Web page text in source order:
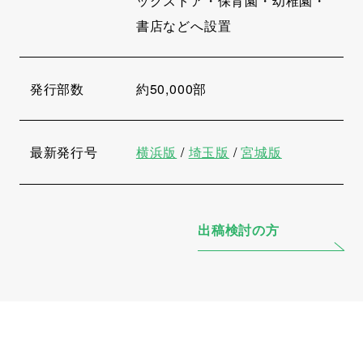
書店などへ設置
発行部数 約50,000部
最新発行号 横浜版 / 埼玉版 /宮城版
出稿検討の方